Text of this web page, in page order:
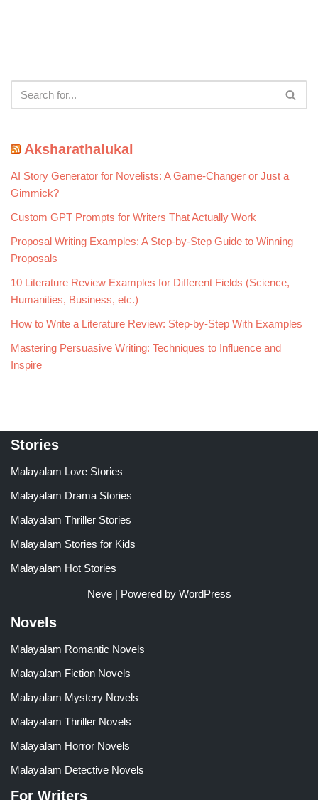
Aksharathalukal
AI Story Generator for Novelists: A Game-Changer or Just a
Gimmick?
Custom GPT Prompts for Writers That Actually Work
Proposal Writing Examples: A Step-by-Step Guide to Winning
Proposals
10 Literature Review Examples for Different Fields (Science,
Humanities, Business, etc.)
How to Write a Literature Review: Step-by-Step With Examples
Mastering Persuasive Writing: Techniques to Influence and
Inspire
Stories
Malayalam Love Stories
Malayalam Drama Stories
Malayalam Thriller Stories
Malayalam Stories for Kids
Malayalam Hot Stories
Neve| Powered by WordPress
Novels
Malayalam Romantic Novels
Malayalam Fiction Novels
Malayalam Mystery Novels
Malayalam Thriller Novels
Malayalam Horror Novels
Malayalam Detective Novels
For Writers